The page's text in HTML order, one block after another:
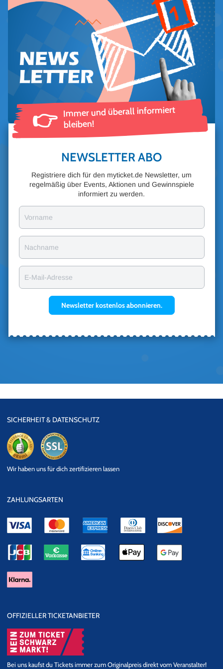
👉 Immer und überall informiert
bleiben!
NEWSLETTER ABO
Registriere dich für den myticket.de Newsletter, um
regelmäßig über Events, Aktionen und Gewinnspiele
informiert zu werden.
Vorname
Nachname
E-Mail-Adresse
Newsletter kostenlos abonnieren.
SICHERHEIT & DATENSCHUTZ
Datensicherheit
Wir haben uns für dich zertifizieren lassen
ZAHLUNGSARTEN
OFFIZIELLER TICKETANBIETER
Bei uns kaufst du Tickets immer zum Originalpreis direkt vom Veranstalter!